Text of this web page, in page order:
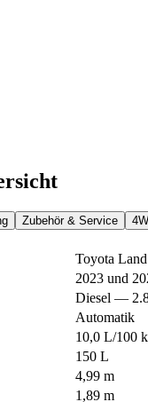
Zubehör & Service
Toyota
2023 und
Diesel —
Automatik
10,0 L/100
150 L
4,99 m
1,89 m